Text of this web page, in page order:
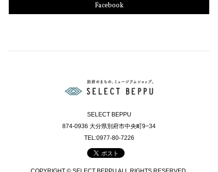
Facebook
SELECT BEPPU
874-0936 大分県別府市中央町9−34
TEL:0977-80-7226